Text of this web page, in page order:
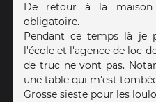
De retour à la maison
obligatoire.
Pendant ce temps là je
l'école et l'agence de loc
de truc ne vont pas.
une table qui m'est
Grosse sieste pour les